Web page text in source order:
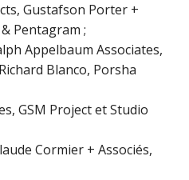
Gustafson Porter +
Pentagram ;
Appelbaum Associates,
Blanco, Porsha
GSM Project et Studio
Cormier + Associés,